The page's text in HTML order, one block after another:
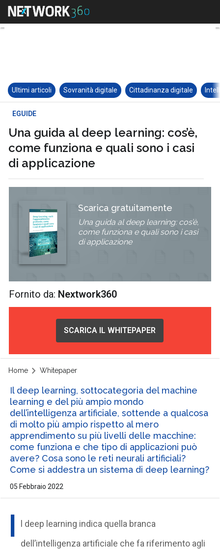
Ultimi articoli Sovranità digitale Cittadinanza digitale
EGUIDE
Una guida al deep learning: cos’è,
come funziona e quali sono i casi
di applicazione
Scarica gratuitamente
Una guida al deep learning: cos’è,
come funziona e quali sono i casi
di applicazione
Fornito da: Nextwork360
SCARICA IL WHITEPAPER
Home Whitepaper
Il deep learning, sottocategoria del machine
learning e del più ampio mondo
dell’intelligenza artificiale, sottende a qualcosa
di molto più ampio rispetto al mero
apprendimento su più livelli delle macchine:
come funziona e che tipo di applicazioni può
avere? Cosa sono le reti neurali artificiali?
Come si addestra un sistema di deep learning?
05 Febbraio 2022
I
l deep learning indica quella branca
dell’intelligenza artificiale che fa riferimento agli